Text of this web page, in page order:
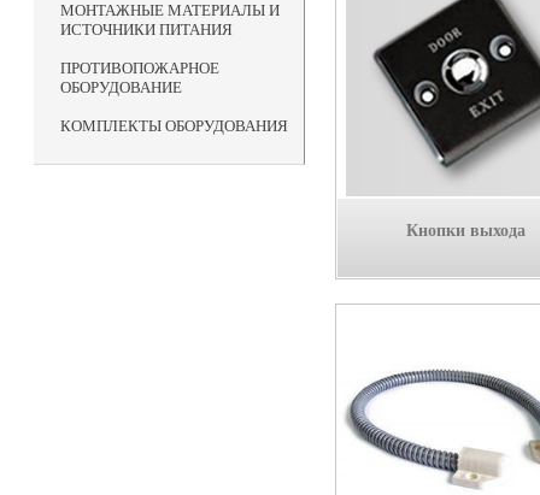
МОНТАЖНЫЕ МАТЕРИАЛЫ И
ИСТОЧНИКИ ПИТАНИЯ
ПРОТИВОПОЖАРНОЕ
ОБОРУДОВАНИЕ
КОМПЛЕКТЫ ОБОРУДОВАНИЯ
Кнопки выхода